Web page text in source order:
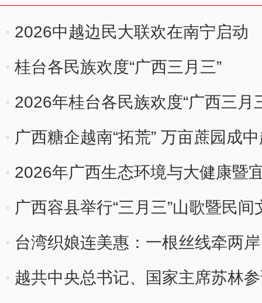
2026中越边民大联欢在南宁启动
桂台各民族欢度“广西三月三”
2026年桂台各民族欢度“广西三月
广西糖企越南“拓荒” 万亩蔗园成
2026年广西生态环境与大健康暨
广西容县举行“三月三”山歌暨民
台湾织娘连美惠：一根丝线牵两
越共中央总书记、国家主席苏林